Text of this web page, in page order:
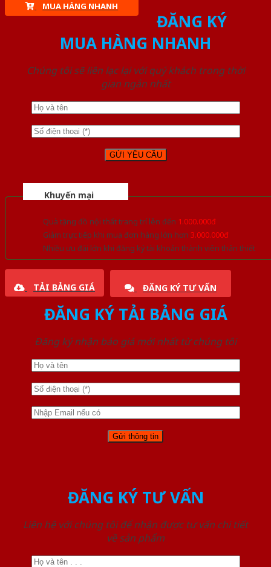
MUA HÀNG NHANH
ĐĂNG KÝ
MUA HÀNG NHANH
Chúng tôi sẽ liên lạc lại với quý khách trong thời
gian ngắn nhất
Khuyến mại
Quà tặng đồ nội thất trang trí lên đến 1.000.000đ
Giảm trực tiếp khi mua đơn hàng lớn hơn 3.000.000đ
Nhiều ưu đãi lớn khi đăng ký tài khoản thành viên thân thiết
TẢI BẢNG GIÁ ĐĂNG KÝ TƯ VẤN
ĐĂNG KÝ TẢI BẢNG GIÁ
Đăng ký nhận báo giá mới nhất từ chúng tôi
ĐĂNG KÝ TƯ VẤN
Liên hệ với chúng tôi để nhận được tư vấn chi tiết
về sản phẩm